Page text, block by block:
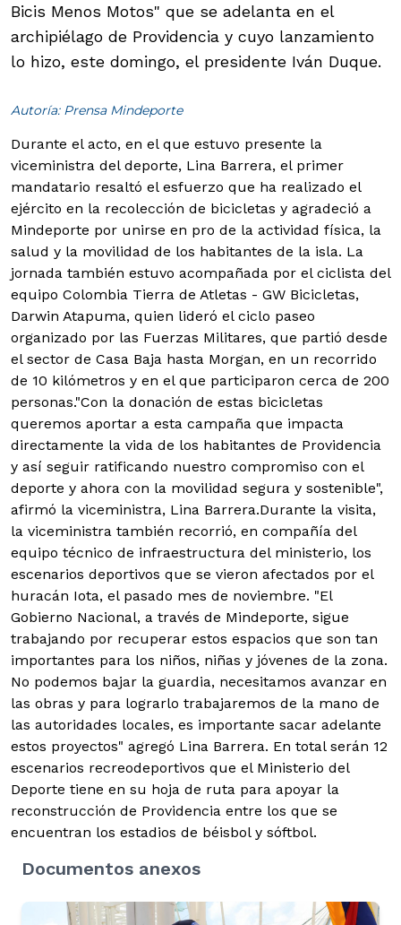
Bicis Menos Motos" que se adelanta en el
archipiélago de Providencia y cuyo lanzamiento
lo hizo, este domingo, el presidente Iván Duque.
Autoría: Prensa Mindeporte
Durante el acto, en el que estuvo presente la
viceministra del deporte, Lina Barrera, el primer
mandatario resaltó el esfuerzo que ha realizado el
ejército en la recolección de bicicletas y agradeció a
Mindeporte por unirse en pro de la actividad física, la
salud y la movilidad de los habitantes de la isla. La
jornada también estuvo acompañada por el ciclista del
equipo Colombia Tierra de Atletas - GW Bicicletas,
Darwin Atapuma, quien lideró el ciclo paseo
organizado por las Fuerzas Militares, que partió desde
el sector de Casa Baja hasta Morgan, en un recorrido
de 10 kilómetros y en el que participaron cerca de 200
personas."Con la donación de estas bicicletas
queremos aportar a esta campaña que impacta
directamente la vida de los habitantes de Providencia
y así seguir ratificando nuestro compromiso con el
deporte y ahora con la movilidad segura y sostenible",
afirmó la viceministra, Lina Barrera.Durante la visita,
la viceministra también recorrió, en compañía del
equipo técnico de infraestructura del ministerio, los
escenarios deportivos que se vieron afectados por el
huracán Iota, el pasado mes de noviembre. "El
Gobierno Nacional, a través de Mindeporte, sigue
trabajando por recuperar estos espacios que son tan
importantes para los niños, niñas y jóvenes de la zona.
No podemos bajar la guardia, necesitamos avanzar en
las obras y para lograrlo trabajaremos de la mano de
las autoridades locales, es importante sacar adelante
estos proyectos" agregó Lina Barrera. En total serán 12
escenarios recreodeportivos que el Ministerio del
Deporte tiene en su hoja de ruta para apoyar la
reconstrucción de Providencia entre los que se
encuentran los estadios de béisbol y sóftbol.
Documentos anexos